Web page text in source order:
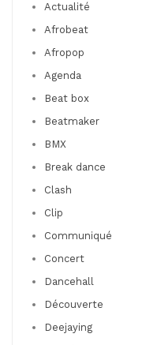
Actualité
Afrobeat
Afropop
Agenda
Beat box
Beatmaker
BMX
Break dance
Clash
Clip
Communiqué
Concert
Dancehall
Découverte
Deejaying